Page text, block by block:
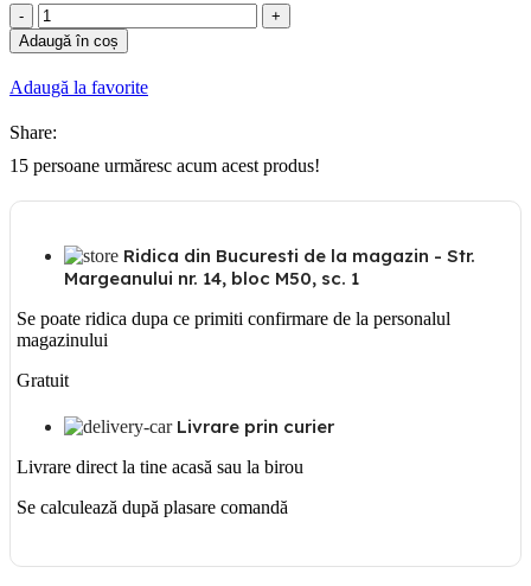
Cantitate
GEWISS
CHORUS
PRIZA
SUKO
16A
GW
Adaugă în coș
Adaugă la favorite
Share:
15 persoane urmăresc acum acest produs!
Ridica din Bucuresti de la magazin - Str.
Margeanului nr. 14, bloc M50, sc. 1
Se poate ridica dupa ce primiti confirmare de la personalul
magazinului
Gratuit
Livrare prin curier
Livrare direct la tine acasă sau la birou
Se calculează după plasare comandă